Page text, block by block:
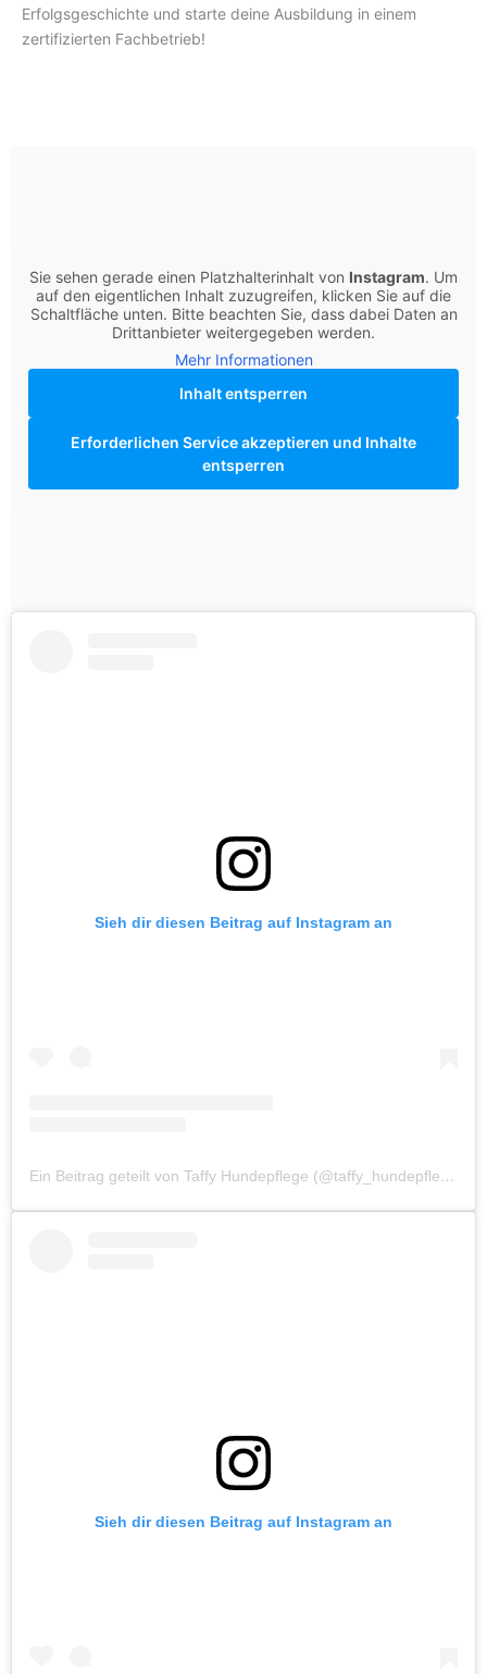
Erfolgsgeschichte und starte deine Ausbildung in einem
zertifizierten Fachbetrieb!
Sie sehen gerade einen Platzhalterinhalt von Instagram. Um
auf den eigentlichen Inhalt zuzugreifen, klicken Sie auf die
Schaltfläche unten. Bitte beachten Sie, dass dabei Daten an
Drittanbieter weitergegeben werden.
Mehr Informationen
Inhalt entsperren
Erforderlichen Service akzeptieren und Inhalte
entsperren
Sieh dir diesen Beitrag auf Instagram an
Ein Beitrag geteilt von Taffy Hundepflege (@taffy_hundepflege_und_mehr)
Sieh dir diesen Beitrag auf Instagram an